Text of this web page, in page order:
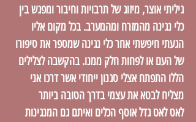
גיליתי אוצר, מיזוג של תרבויות וחיבור ומפגש בין
כלי נגינה מהמזרח ומהמערב. בכל מקום אליו
הגעתי חיפשתי אחר כלי נגינה שמספר את סיפורו
של העם או לפחות חלק ממנו. בהקשבה לצלילים
הללו התפתח אצלי סגנון ייחודי אשר דרכו אני
מצליח לבטא את עצמי בדרך הטובה ביותר
לאט לאט גדל אוסף הכלים ואיתם גם המנגינות